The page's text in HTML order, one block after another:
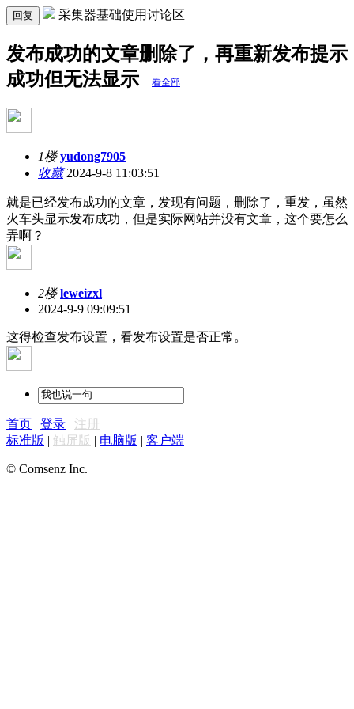
回复 采集器基础使用讨论区
发布成功的文章删除了，再重新发布提示
成功但无法显示
看全部
1楼 yudong7905
收藏2024-9-8 11:03:51
就是已经发布成功的文章，发现有问题，删除了，重发，虽然
火车头显示发布成功，但是实际网站并没有文章，这个要怎么
弄啊？
2楼 leweizxl
2024-9-9 09:09:51
这得检查发布设置，看发布设置是否正常。
首页 | 登录 | 注册
标准版 | 触屏版 | 电脑版 | 客户端
© Comsenz Inc.